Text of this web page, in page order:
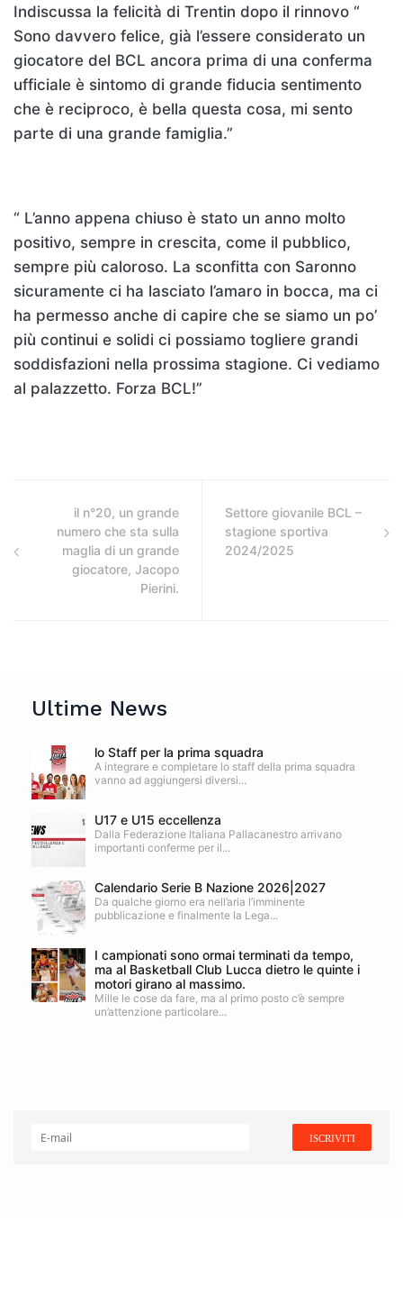
Indiscussa la felicità di Trentin dopo il rinnovo “
Sono davvero felice, già l’essere considerato un
giocatore del BCL ancora prima di una conferma
ufficiale è sintomo di grande fiducia sentimento
che è reciproco, è bella questa cosa, mi sento
parte di una grande famiglia.”
“ L’anno appena chiuso è stato un anno molto
positivo, sempre in crescita, come il pubblico,
sempre più caloroso. La sconfitta con Saronno
sicuramente ci ha lasciato l’amaro in bocca, ma ci
ha permesso anche di capire che se siamo un po’
più continui e solidi ci possiamo togliere grandi
soddisfazioni nella prossima stagione. Ci vediamo
al palazzetto. Forza BCL!”
il n°20, un grande
numero che sta sulla
maglia di un grande
giocatore, Jacopo
Pierini.
Settore giovanile BCL –
stagione sportiva
2024/2025
Ultime News
lo Staff per la prima squadra
A integrare e completare lo staff della prima squadra
vanno ad aggiungersi diversi...
U17 e U15 eccellenza
Dalla Federazione Italiana Pallacanestro arrivano
importanti conferme per il...
Calendario Serie B Nazione 2026|2027
Da qualche giorno era nell’aria l’imminente
pubblicazione e finalmente la Lega...
I campionati sono ormai terminati da tempo,
ma al Basketball Club Lucca dietro le quinte i
motori girano al massimo.
Mille le cose da fare, ma al primo posto c’è sempre
un’attenzione particolare...